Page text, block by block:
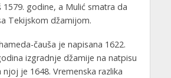
1579. godine, a Mulić smatra da
Tekijskom džamijom.
čauša je napisana 1622.
izgradnje džamije na natpisu
njoj je 1648. Vremenska razlika